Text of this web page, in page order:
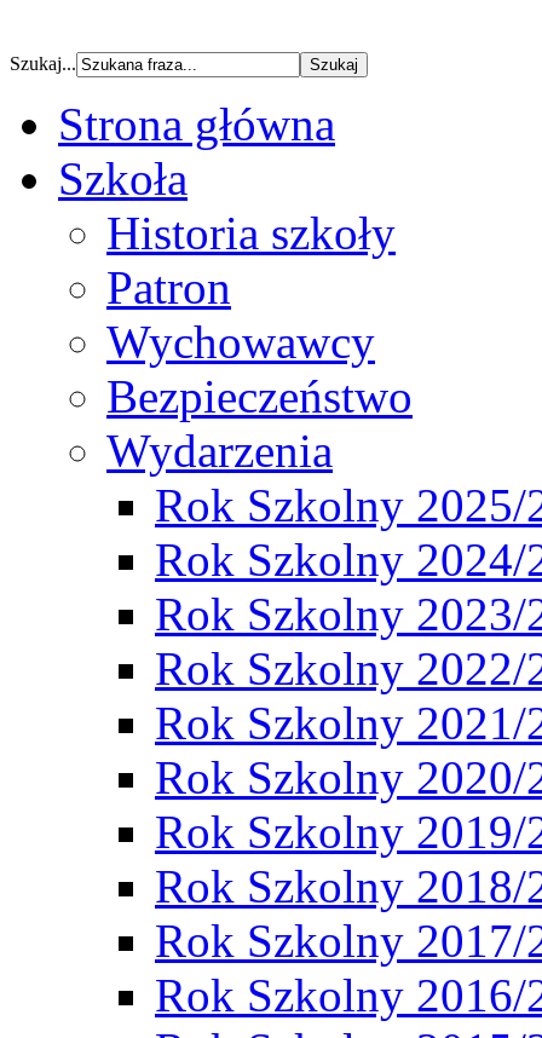
Szukaj...
Strona główna
Szkoła
Historia szkoły
Patron
Wychowawcy
Bezpieczeństwo
Wydarzenia
Rok Szkolny 2025/
Rok Szkolny 2024/
Rok Szkolny 2023/
Rok Szkolny 2022/
Rok Szkolny 2021/
Rok Szkolny 2020/
Rok Szkolny 2019/
Rok Szkolny 2018/
Rok Szkolny 2017/
Rok Szkolny 2016/